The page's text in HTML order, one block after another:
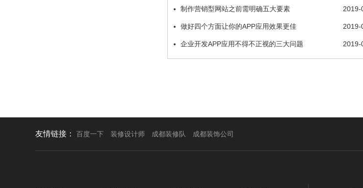
2019-
制作营销型网站之前需明确五大要素
2019-
做好四个方面让你的APP应用效果更佳
2019-
企业开发APP应用不得不正视的三大问题
友情链接： 百度一下 装修设计师 成都装修队 成都装饰公司